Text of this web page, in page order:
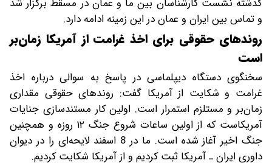
و تماس بین ایران و عمان در این زمینه ادامه دارد.
روندهای حقوقی برای اخذ غرامت از آمریکا زمان‌بر
است
سخنگوی دستگاه دیپلماسی در پاسخ به سوالی درباره اخذ
غرامت و شکایت از آمریکا گفت: روندهای حقوقی مقداری
زمان‌بر و مستلزم استمرار است. اولین کار مستندسازی جنایات
آمریکاست که از اولین ساعات شروع جنگ ۱۲ روزه و همچنین
جنگ اخیر آغاز شده است. ما در 8 اسفند لایحه‌ای را در دیوان
داوری ایران ـ آمریکا ثبت کردیم و از آمریکا شکایت کردیم.